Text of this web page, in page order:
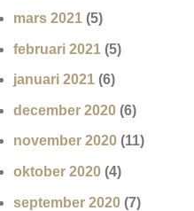
mars 2021 (5)
februari 2021 (5)
januari 2021 (6)
december 2020 (6)
november 2020 (11)
oktober 2020 (4)
september 2020 (7)